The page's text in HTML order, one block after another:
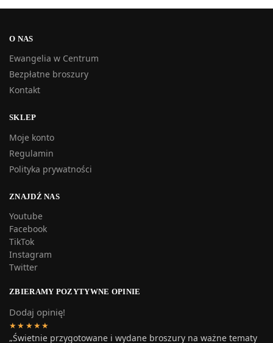
O NAS
Ewangelia w Centrum
Bezpłatne broszury
Kontakt
SKLEP
Moje konto
Regulamin
Polityka prywatności
ZNAJDŹ NAS
Youtube
Facebook
TikTok
Instagram
Twitter
ZBIERAMY POZYTYWNE OPINIE
Dodaj opinię!
★★★★★
„Świetnie przygotowane i wydane broszury na ważne tematy